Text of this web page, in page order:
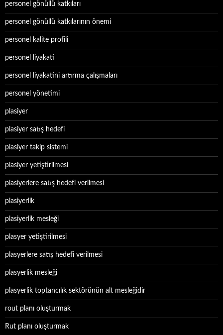
personel gönüllü katkıları
personel gönüllü katkılarının önemi
personel kalite profili
personel liyakati
personel liyakatini artırma çalışmaları
personel yönetimi
plasiyer
plasiyer satış hedefi
plasiyer takip sistemi
plasiyer yetiştirilmesi
plasiyerlere satış hedefi verilmesi
plasiyerlik
plasiyerlik mesleği
plasyer yetiştirilmesi
plasyerlere satış hedefi verilmesi
plasyerlik mesleği
plasyerlik toptancılık sektörünün alt mesleğidir
rout planı oluşturmak
Rut planı oluşturmak